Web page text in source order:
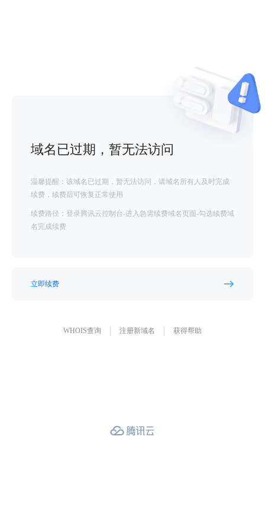
域名已过期，暂无法访问
温馨提醒：该域名已过期，暂无法访问，请域名所有人及时完成
续费，续费后可恢复正常使用
续费路径：登录腾讯云控制台-进入急需续费域名页面-勾选续费域
名完成续费
立即续费
WHOIS查询 注册新域名 获得帮助